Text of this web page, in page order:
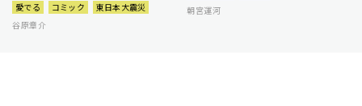
愛でる コミック
東日本大震災
谷原章介
朝宮運河